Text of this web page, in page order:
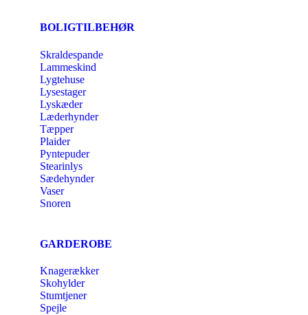
BOLIGTILBEHØR
Skraldespande
Lammeskind
Lygtehuse
Lysestager
Lyskæder
Læderhynder
Tæpper
Plaider
Pyntepuder
Stearinlys
Sædehynder
Vaser
Snoren
GARDEROBE
Knagerækker
Skohylder
Stumtjener
Spejle